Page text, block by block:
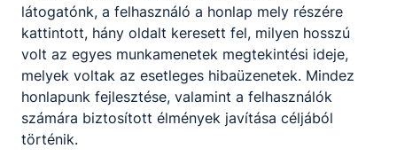
látogatónk, a felhasználó a honlap mely részére
kattintott, hány oldalt keresett fel, milyen hosszú
volt az egyes munkamenetek megtekintési ideje,
melyek voltak az esetleges hibaüzenetek. Mindez
honlapunk fejlesztése, valamint a felhasználók
számára biztosított élmények javítása céljából
történik.